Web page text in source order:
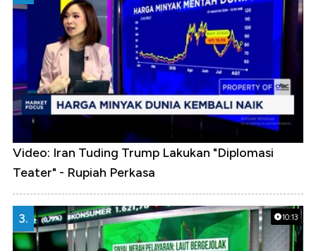
Video: Iran Tuding Trump Lakukan "Diplomasi
Teater" - Rupiah Perkasa
10:13
3.